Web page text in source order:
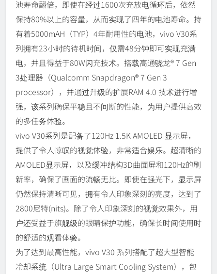
池寿命翻倍，即使在经过1600次充放电循环后，依然
保持80%以上的容量，从而实现了四年的电池寿命。持
有着5000mAH（TYP）4年耐用性的电池，vivo V30系
列拥有23小时的待机时间，仅需48分钟即可实现充满
电，并且得益于80W闪充技术。搭载高通骁龙® 7 Gen
3处理器（Qualcomm Snapdragon® 7 Gen 3
processor），并通过升级的扩展RAM 4.0 技术进行增
强，该系列确保平稳且不间断的性能，为用户提供高效
的多任务体验。
vivo V30系列是配备了120Hz 1.5K AMOLED 显示屏，
提供了令人惊叹的视觉体验，非常适合娱乐。超清晰的
AMOLED显示屏，以及缓冲结构3D曲面屏和120Hz的刷
新率，确保了画面的流畅无比。即使在强光下，显示屏
仍然保持清晰可见，拥有令人印象深刻的亮度，达到了
2800尼特(nits)。除了令人印象深刻的视觉效果外，用
户还受益于旗舰级的眼睛保护功能，确保长时间使用时
的舒适的观看体验。
为了达到最高性能，vivo V30 系列搭配了超大型智能
冷却系统（Ultra Large Smart Cooling System），包